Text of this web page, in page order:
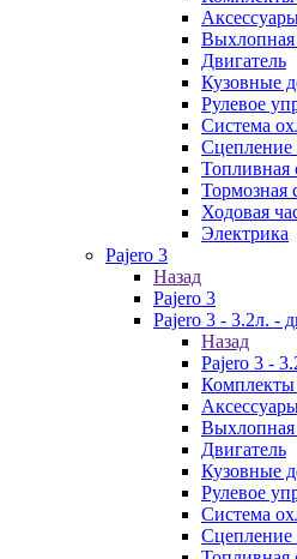
Выхлопная
Двигатель
Кузовные
Рулевое
Система
Топливная
Тормозная
Ходовая
Электрика
Pajero 3
Назад
Pajero 3
Pajero 3 - 3.2л. -
Назад
Pajero 3 -
Выхлопная
Двигатель
Кузовные
Рулевое
Система